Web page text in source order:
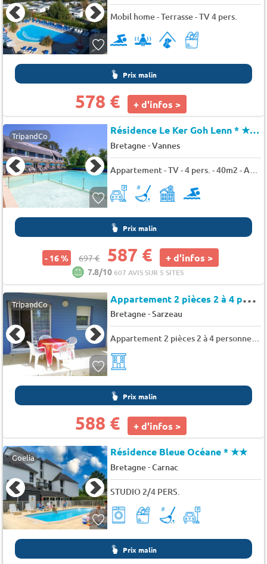
Mobil home - Terrasse - TV 4 pers.
Prix malin
578 € + d'infos >
TripandCo Résidence Le Ker Goh Lenn *★★★
Bretagne-Vannes
Appartement - TV - 4 pers. - 40m2 - Animaux admis
Prix malin
- 16 % 697 € 587 € + d'infos >
7.8/10607 AVIS SUR 5 SITES
TripandCo A
ppartement 2 pièces 2 à 4 personnes à 500 m du centre ville - Domaine des 2 mers
Bretagne-Sarzeau
Appartement 2 pièces 2 à 4 personnes à 500 m du centre ville - Domaine des 2 mers
Prix malin
588 € + d'infos >
Goelia Résidence Bleue Océane *★★
Bretagne-Carnac
STUDIO 2/4 PERS.
Prix malin